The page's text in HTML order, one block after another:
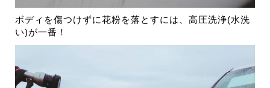
ボディを傷つけずに花粉を落とすには、高圧洗浄(水洗
い)が一番！